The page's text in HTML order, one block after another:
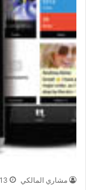
مشاري المالكي 13 فبراير,2014